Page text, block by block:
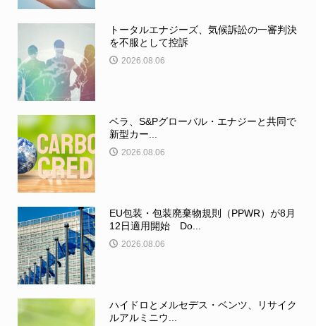
トータルエナジーズ、気候訴訟の一審判決
を不服として控訴
2026.08.06
ベラ、S&Pグローバル・エナジーと共同で
新型カー...
2026.08.06
EU包装・包装廃棄物規則（PPWR）が8月
12日適用開始 Do...
2026.08.06
ハイドロとメルセデス・ベンツ、リサイク
ルアルミニウ...